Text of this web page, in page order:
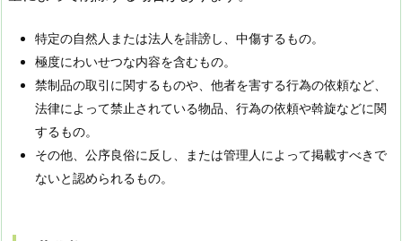
特定の自然人または法人を誹謗し、中傷するもの。
極度にわいせつな内容を含むもの。
禁制品の取引に関するものや、他者を害する行為の依頼など、
法律によって禁止されている物品、行為の依頼や斡旋などに関
するもの。
その他、公序良俗に反し、または管理人によって掲載すべきで
ないと認められるもの。